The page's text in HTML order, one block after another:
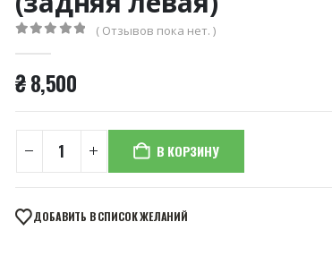
( Отзывов пока нет. )
₴8,500
В КОРЗИНУ
ДОБАВИТЬ В СПИСОК ЖЕЛАНИЙ